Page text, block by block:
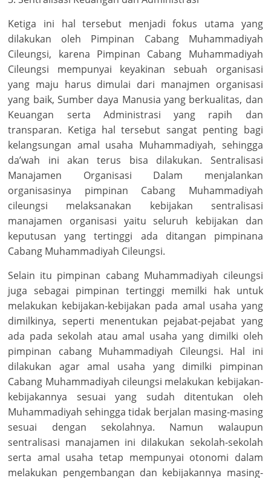
Ketiga ini hal tersebut menjadi fokus utama yang
dilakukan oleh Pimpinan Cabang Muhammadiyah
Cileungsi, karena Pimpinan Cabang Muhammadiyah
Cileungsi mempunyai keyakinan sebuah organisasi
yang maju harus dimulai dari manajmen organisasi
yang baik, Sumber daya Manusia yang berkualitas, dan
Keuangan serta Administrasi yang rapih dan
transparan. Ketiga hal tersebut sangat penting bagi
kelangsungan amal usaha Muhammadiyah, sehingga
da’wah ini akan terus bisa dilakukan. Sentralisasi
Manajamen Organisasi Dalam menjalankan
organisasinya pimpinan Cabang Muhammadiyah
cileungsi melaksanakan kebijakan sentralisasi
manajamen organisasi yaitu seluruh kebijakan dan
keputusan yang tertinggi ada ditangan pimpinana
Cabang Muhammadiyah Cileungsi.
Selain itu pimpinan cabang Muhammadiyah cileungsi
juga sebagai pimpinan tertinggi memilki hak untuk
melakukan kebijakan-kebijakan pada amal usaha yang
dimilkinya, seperti menentukan pejabat-pejabat yang
ada pada sekolah atau amal usaha yang dimilki oleh
pimpinan cabang Muhammadiyah Cileungsi. Hal ini
dilakukan agar amal usaha yang dimilki pimpinan
Cabang Muhammadiyah cileungsi melakukan kebijakan-
kebijakannya sesuai yang sudah ditentukan oleh
Muhammadiyah sehingga tidak berjalan masing-masing
sesuai dengan sekolahnya. Namun walaupun
sentralisasi manajamen ini dilakukan sekolah-sekolah
serta amal usaha tetap mempunyai otonomi dalam
melakukan pengembangan dan kebijakannya masing-